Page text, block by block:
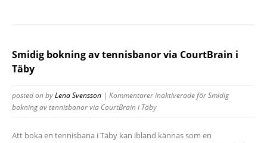
Smidig bokning av tennisbanor via CourtBrain i
Täby
posted onbyLena Svensson | Kommentarer inaktiveradeför Smidig
bokning av tennisbanor via CourtBrain i Täby
Att boka en tennisbana i Täby kan ibland kännas som en